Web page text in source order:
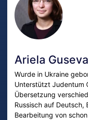
Ariela Guseva
Wurde in Ukraine
Unterstützt Judentum
Übersetzung
Russisch auf Deutsch,
Bearbeitung von